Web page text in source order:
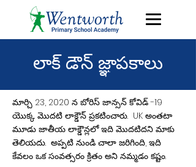
లాక్ డౌన్ జ్ఞాపకాలు
మార్చి 23, 2020 న బోరిస్ జాన్సన్ కోవిడ్ -19
యొక్క మొదటి లాక్డౌన్ ప్రకటించారు. UK అంతటా
మూడు జాతీయ లాక్డౌన్లలో ఇది మొదటిదని మాకు
తెలియదు. అప్పటి నుండి చాలా జరిగింది, ఇది
కేవలం ఒక సంవత్సరం క్రితం అని నమ్మడం కష్టం.